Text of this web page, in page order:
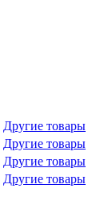
Другие товары
Другие товары
Другие товары
Другие товары